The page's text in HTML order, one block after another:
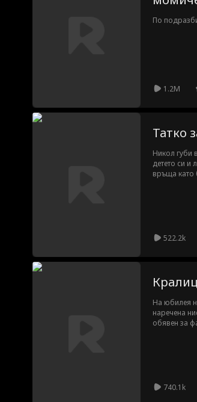
По
1.2M
Татко
Никол губи
детето си и
връща като
събира
522.2k
На юбилея
наречена
обявен за
740.1k